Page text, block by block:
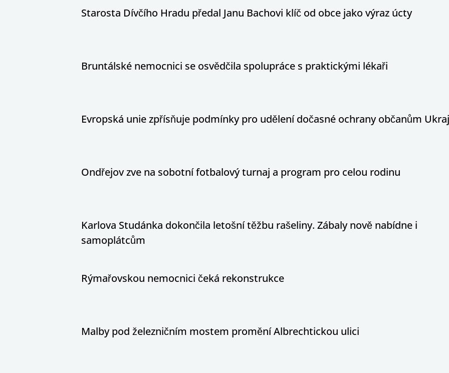
Starosta Dívčího Hradu předal Janu Bachovi klíč od obce jako výraz úcty
Bruntálské nemocnici se osvědčila spolupráce s praktickými lékaři
Evropská unie zpřísňuje podmínky pro udělení dočasné ochrany občanům
Ondřejov zve na sobotní fotbalový turnaj a program pro celou rodinu
Karlova Studánka dokončila letošní těžbu rašeliny. Zábaly nově nabídne i
samoplátcům
Rýmařovskou nemocnici čeká rekonstrukce
Malby pod železničním mostem promění Albrechtickou ulici